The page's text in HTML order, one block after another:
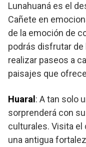
Lunahuaná es el
Cañete en
de la emoción de
podrás disfrutar
realizar paseos a
paisajes que
Huaral : A tan solo
sorprenderá con
culturales. Visita el
una antigua